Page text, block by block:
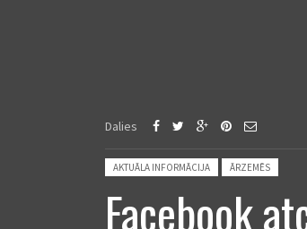
Dalies
Posted in:
AKTUĀLA INFORMĀCIJA ĀRZEMĒS
Facebook